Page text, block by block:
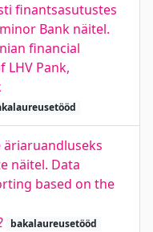
finantsasutustes
Bank näitel.
financial
Pank,
näitel. Data
based on the
bakalaureusetööd